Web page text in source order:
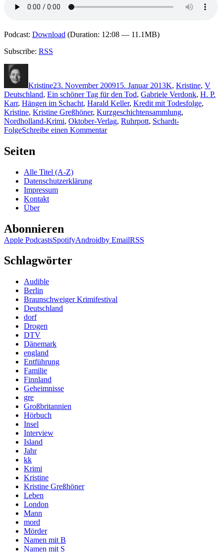
Podcast: Download (Duration: 12:08 — 11.1MB)
Subscribe: RSS
Kristine23. November 200915. Januar 2013K, Kristine, V
Deutschland, Ein schöner Tag für den Tod, Gabriele Verdonk, H. P.
Karr, Hängen im Schacht, Harald Keller, Kredit mit Todesfolge,
Kristine, Kristine Greßhöner, Kurzgeschichtensammlung,
Nordholland-Krimi, Oktober-Verlag, Ruhrpott, Schardt-
FolgeSchreibe einen Kommentarzu
Seiten
Alle Titel (A-Z)
Datenschutzerklärung
Impressum
Kontakt
Über
Abonnieren
Apple PodcastsSpotifyAndroidby EmailRSS
Schlagwörter
Audible
Berlin
Braunschweiger Krimifestival
Deutschland
dorf
Drogen
DTV
Dänemark
england
Entführung
Familie
Finnland
Geheimnisse
gre
Großbritannien
Hörbuch
Insel
Interview
Island
Jahr
kk
Krimi
Kristine
Kristine Greßhöner
Leben
London
Mann
mord
Mörder
Namen mit B
Namen mit S